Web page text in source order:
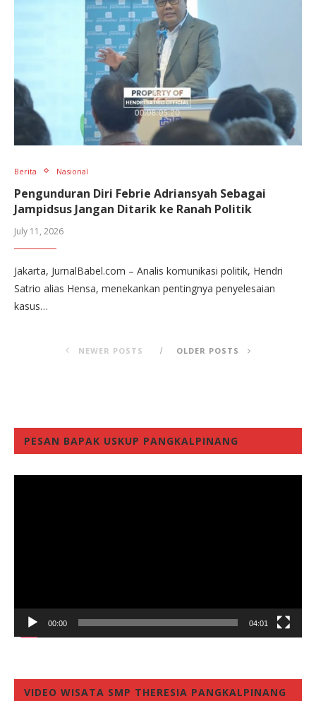
Berita Nasional
Pengunduran Diri Febrie Adriansyah Sebagai
Jampidsus Jangan Ditarik ke Ranah Politik
July 11, 2026
Jakarta, JurnalBabel.com – Analis komunikasi politik, Hendri
Satrio alias Hensa, menekankan pentingnya penyelesaian
kasus…
NEWER POSTS OLDER POSTS
PESAN BAPAK USKUP PANGKALPINANG
00:00 04:01
VIDEO WISATA SMP THERESIA PANGKALPINANG